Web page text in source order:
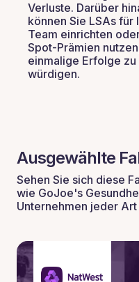
Verluste. Darüber
können Sie LSAs für
Team einrichten
Spot-Prämien
einmalige Erfolge zu
würdigen.
Ausgewählte
Sehen Sie sich diese
wie GoJoe's
Unternehmen jeder